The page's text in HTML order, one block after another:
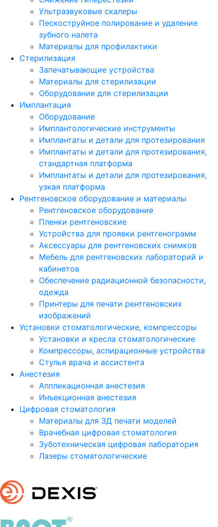
Ультразвуковые скалеры
Пескоструйное полирование и удаление
зубного налета
Материалы для профилактики
Стерилизация
Запечатывающие устройства
Материалы для стерилизации
Оборудование для стерилизации
Имплантация
Оборудование
Имплантологические инструменты
Имплантаты и детали для протезирования
Имплантаты и детали для протезирования,
стандартная платформа
Имплантаты и детали для протезирования,
узкая платформа
Рентгеновское оборудование и материалы
Рентгеновское оборудование
Пленки рентгеновские
Устройства для проявки рентгенограмм
Аксессуары для рентгеновских снимков
Мебель для рентгеновских лабораторий и
кабинетов
Обеспечение радиационной безопасности,
одежда
Принтеры для печати рентгеновских
изображений
Установки стоматологические, компрессоры
Установки и кресла стоматологические
Компрессоры, аспирационные устройства
Стулья врача и ассистента
Анестезия
Аппликационная анестезия
Инъекционная анестезия
Цифровая стоматология
Материалы для 3Д печати моделей
Врачебная цифровая стоматология
Зуботехническая цифровая лаборатория
Лазеры стоматологические